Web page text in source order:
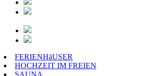
FERIENHäUSER
HOCHZEIT IM FREIEN
SAUNA